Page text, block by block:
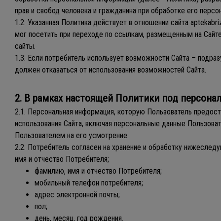
прав и свобод человека и гражданина при обработке его
1.2. Указанная Политика действует в отношении сайта
мог посетить при переходе по ссылкам, размещенным на
сайты.
1.3. Если потребитель использует возможности Сайта –
должен отказаться от использования возможностей Сайта.
2. В рамках настоящей Политики под
2.1. Персональная информация, которую Пользователь
использования Сайта, включая персональные данные
Пользователем на его усмотрение.
2.2. Потребитель согласен на хранение и обработку
имя и отчество Потребителя;
фамилию, имя и отчество Потребителя;
мобильный телефон потребителя;
адрес электронной почты;
пол;
день, месяц, год рождения.